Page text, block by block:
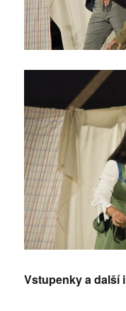
Vstupenky a další